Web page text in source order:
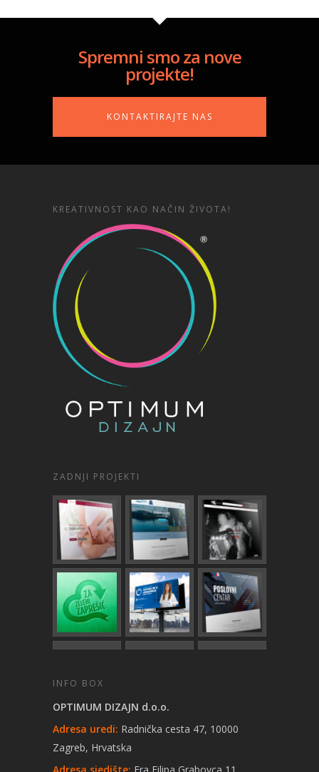
Spremni smo za nove
projekte!
KONTAKTIRAJTE NAS
KREATIVNOST KAO NAČIN ŽIVOTA!
ZADNJI PROJEKTI
INFO BOX
OPTIMUM DIZAJN d.o.o.
Adresa uredi: Radnička cesta 47, 10000
Zagreb, Hrvatska